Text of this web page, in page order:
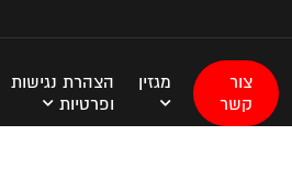
צור
קשר
מגזין
הצהרת נגישות
ופרטיות